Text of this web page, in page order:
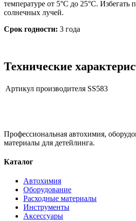
температуре от 5°C до 25°C. Избегать
солнечных лучей.
Срок годности: 3 года
Технические
Артикул производителя SS583
Профессиональная автохимия,
материалы для детейлинга.
Каталог
Автохимия
Оборудование
Расходные материалы
Инструменты
Аксессуары